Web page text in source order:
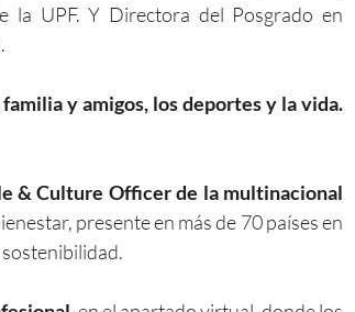
la UPF. Y Directora del Posgrado en
y amigos, los deportes y la vida.
& Culture Officer de la multinacional
presente en más de 70 países en